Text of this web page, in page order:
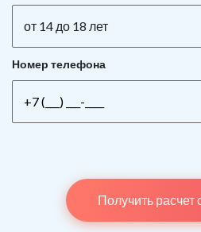
от 14 до 18 лет
Номер телефона
Получить расчет